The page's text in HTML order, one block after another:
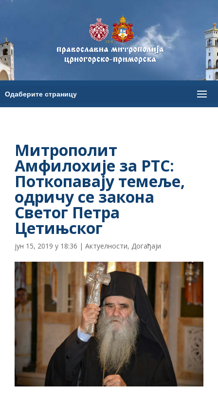
Митрополит
Амфилохије за РТС:
Поткопавају темеље,
одричу се закона
Светог Петра
Цетињског
јун 15, 2019 у 18:36 | Актуелности, Догађаји